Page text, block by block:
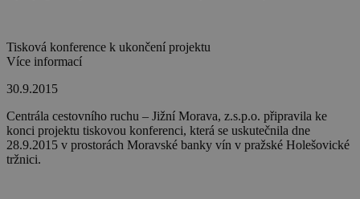
Tisková konference k ukončení projektu
Více informací
30.9.2015
Centrála cestovního ruchu – Jižní Morava, z.s.p.o. připravila ke
konci projektu tiskovou konferenci, která se uskutečnila dne
28.9.2015 v prostorách Moravské banky vín v pražské Holešovické
tržnici.